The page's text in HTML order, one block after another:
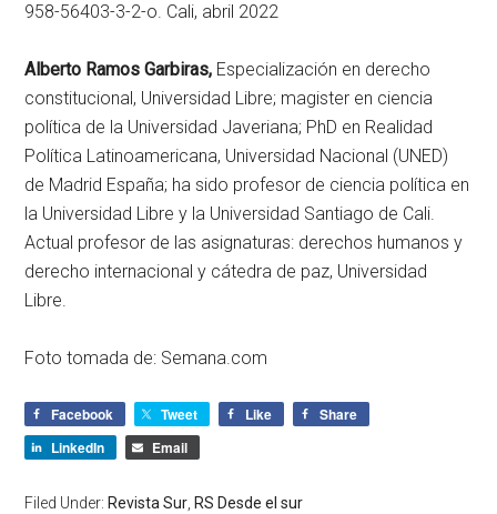
958-56403-3-2-o. Cali, abril 2022
Alberto Ramos Garbiras, Especialización en derecho
constitucional, Universidad Libre; magister en ciencia
política de la Universidad Javeriana; PhD en Realidad
Política Latinoamericana, Universidad Nacional (UNED)
de Madrid España; ha sido profesor de ciencia política en
la Universidad Libre y la Universidad Santiago de Cali.
Actual profesor de las asignaturas: derechos humanos y
derecho internacional y cátedra de paz, Universidad
Libre.
Foto tomada de: Semana.com
Facebook Tweet Like
Share
LinkedIn
Email
Filed Under: Revista Sur, RS Desde el sur